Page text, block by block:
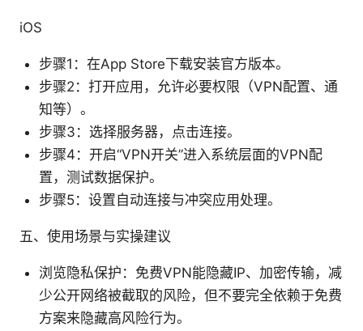
iOS
步骤1：在App Store下载安装官方版本。
步骤2：打开应用，允许必要权限（VPN配置、通
知等）。
步骤3：选择服务器，点击连接。
步骤4：开启“VPN开关”进入系统层面的VPN配
置，测试数据保护。
步骤5：设置自动连接与冲突应用处理。
五、使用场景与实操建议
浏览隐私保护：免费VPN能隐藏IP、加密传输，减
少公开网络被截取的风险，但不要完全依赖于免费
方案来隐藏高风险行为。